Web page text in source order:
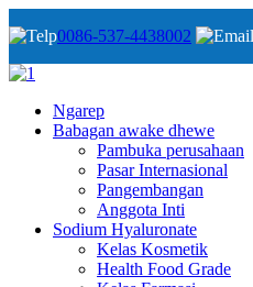
0086-537-4438002
Ngarep
Babagan awake dhewe
Pambuka perusahaan
Pasar Internasional
Pangembangan
Anggota Inti
Sodium Hyaluronate
Kelas Kosmetik
Health Food Grade